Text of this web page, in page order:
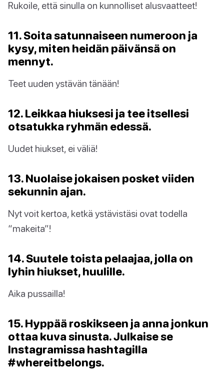
Rukoile, että sinulla on kunnolliset alusvaatteet!
11. Soita satunnaiseen numeroon ja
kysy, miten heidän päivänsä on
mennyt.
Teet uuden ystävän tänään!
12. Leikkaa hiuksesi ja tee itsellesi
otsatukka ryhmän edessä.
Uudet hiukset, ei väliä!
13. Nuolaise jokaisen posket viiden
sekunnin ajan.
Nyt voit kertoa, ketkä ystävistäsi ovat todella
“makeita”!
14. Suutele toista pelaajaa, jolla on
lyhin hiukset, huulille.
Aika pussailla!
15. Hyppää roskikseen ja anna jonkun
ottaa kuva sinusta. Julkaise se
Instagramissa hashtagilla
#whereitbelongs.